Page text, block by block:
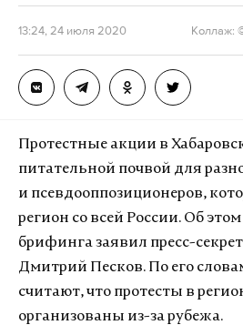
13:24, 24 июля 2020 Коллаж:
Протестные акции в
питательной почвой для
и псевдооппозиционеров,
регион со всей России. Об
брифинга заявил пресс-
Дмитрий Песков. По его
считают, что протесты в
организованы из-за рубежа.